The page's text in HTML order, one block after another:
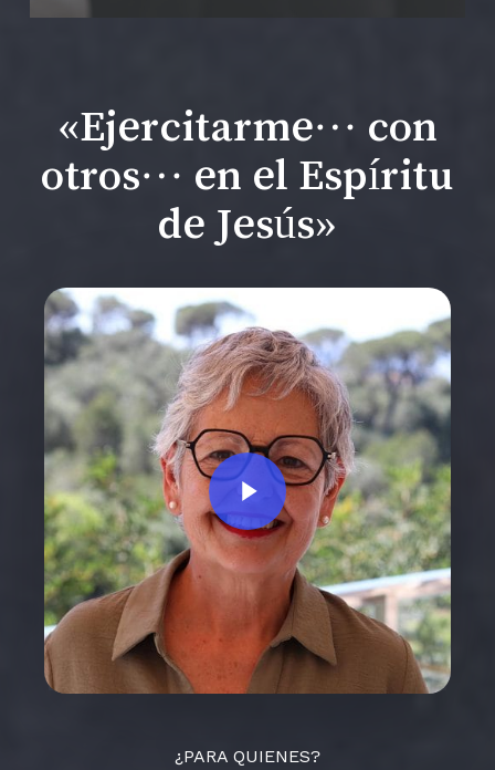
«Ejercitarme… con
otros… en el Espíritu
de Jesús»
Play Video
¿PARA QUIENES?